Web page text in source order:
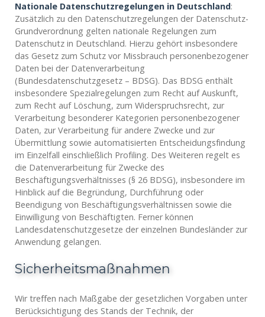
Nationale Datenschutzregelungen in Deutschland:
Zusätzlich zu den Datenschutzregelungen der Datenschutz-
Grundverordnung gelten nationale Regelungen zum
Datenschutz in Deutschland. Hierzu gehört insbesondere
das Gesetz zum Schutz vor Missbrauch personenbezogener
Daten bei der Datenverarbeitung
(Bundesdatenschutzgesetz – BDSG). Das BDSG enthält
insbesondere Spezialregelungen zum Recht auf Auskunft,
zum Recht auf Löschung, zum Widerspruchsrecht, zur
Verarbeitung besonderer Kategorien personenbezogener
Daten, zur Verarbeitung für andere Zwecke und zur
Übermittlung sowie automatisierten Entscheidungsfindung
im Einzelfall einschließlich Profiling. Des Weiteren regelt es
die Datenverarbeitung für Zwecke des
Beschäftigungsverhältnisses (§ 26 BDSG), insbesondere im
Hinblick auf die Begründung, Durchführung oder
Beendigung von Beschäftigungsverhältnissen sowie die
Einwilligung von Beschäftigten. Ferner können
Landesdatenschutzgesetze der einzelnen Bundesländer zur
Anwendung gelangen.
Sicherheitsmaßnahmen
Wir treffen nach Maßgabe der gesetzlichen Vorgaben unter
Berücksichtigung des Stands der Technik, der